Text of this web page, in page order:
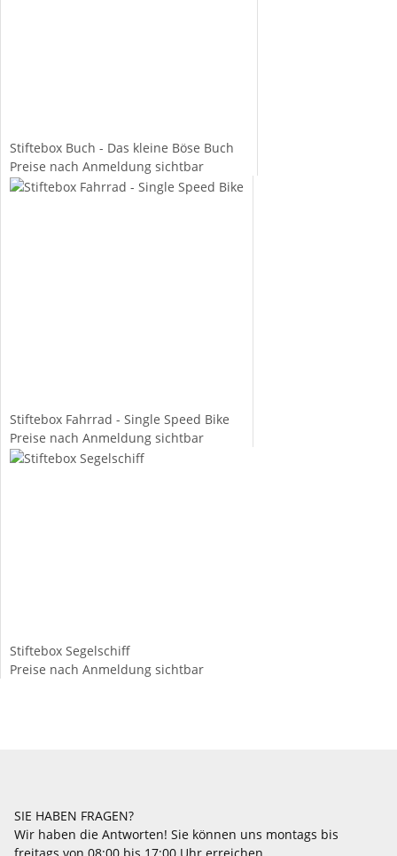
Stiftebox Buch - Das kleine Böse Buch
Preise nach Anmeldung sichtbar
Stiftebox Fahrrad - Single Speed Bike
Preise nach Anmeldung sichtbar
Stiftebox Segelschiff
Preise nach Anmeldung sichtbar
SIE HABEN FRAGEN?
Wir haben die Antworten! Sie können uns montags bis